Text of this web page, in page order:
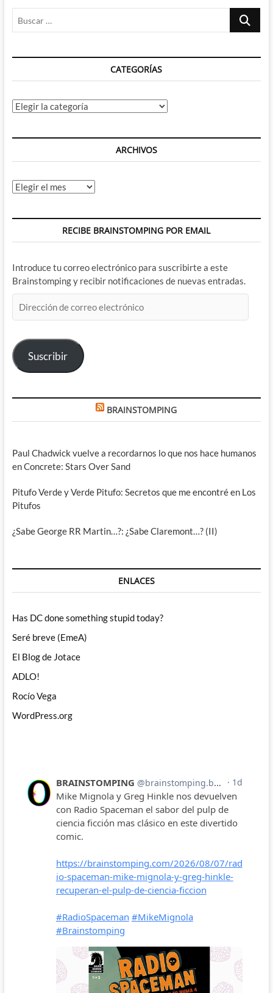
Buscar
CATEGORÍAS
Categorías
ARCHIVOS
Archivos
RECIBE BRAINSTOMPING POR EMAIL
Introduce tu correo electrónico para suscribirte a este
Brainstomping y recibir notificaciones de nuevas entradas.
de
electrónico
Suscribir
BRAINSTOMPING
Paul Chadwick vuelve a recordarnos lo que nos hace humanos
en Concrete: Stars Over Sand
Pitufo Verde y Verde Pitufo: Secretos que me encontré en Los
Pitufos
¿Sabe George RR Martin…?: ¿Sabe Claremont…? (II)
ENLACES
Has DC done something stupid today?
Seré breve (EmeA)
El Blog de Jotace
ADLO!
Rocío Vega
WordPress.org